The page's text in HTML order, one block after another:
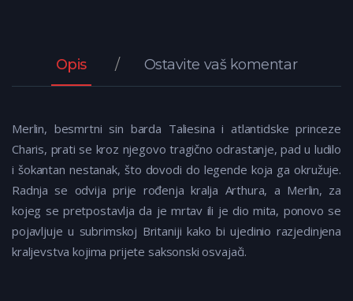
Opis Ostavite vaš komentar
Merlin, besmrtni sin barda Taliesina i atlantidske princeze
Charis, prati se kroz njegovo tragično odrastanje, pad u ludilo
i šokantan nestanak, što dovodi do legende koja ga okružuje.
Radnja se odvija prije rođenja kralja Arthura, a Merlin, za
kojeg se pretpostavlja da je mrtav ili je dio mita, ponovo se
pojavljuje u subrimskoj Britaniji kako bi ujedinio razjedinjena
kraljevstva kojima prijete saksonski osvajači.